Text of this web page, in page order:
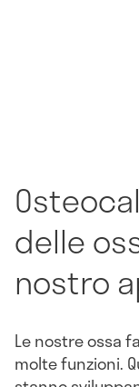
delle
nostro
Le nostre ossa
molte funzioni.